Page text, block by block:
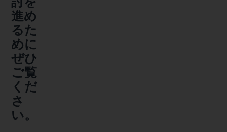
進め
るた
めに
ぜひ
ご覧
くだ
さ
い。